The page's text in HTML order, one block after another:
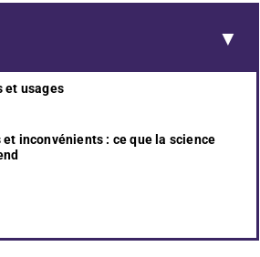
et usages
et inconvénients : ce que la science